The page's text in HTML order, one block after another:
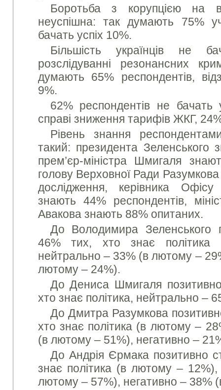
Боротьба з корупцією на
неуспішна: так думають 75%
бачать успіх 10%.
Більшість українців не
розслідуванні резонансних
думають 65% респондентів,
9%.
62% респондентів не бачать
справі зниження тарифів ЖКГ,
Рівень знання
такий: президента Зеленського
прем’єр-міністра Шмигаля
голову Верховної Ради
дослідження, керівника
знають 44% респондентів,
Авакова знають 88% опитаних.
До Володимира Зеленського
46% тих, хто знає
нейтрально – 33% (в лютому –
лютому – 24%).
До Дениса Шмигаля
хто знає політика, нейтрально –
До Дмитра Разумкова
хто знає політика (в лютому –
(в лютому – 51%), негативно –
До Андрія Єрмака позитивно
знає політика (в лютому –
лютому – 57%), негативно – 38%